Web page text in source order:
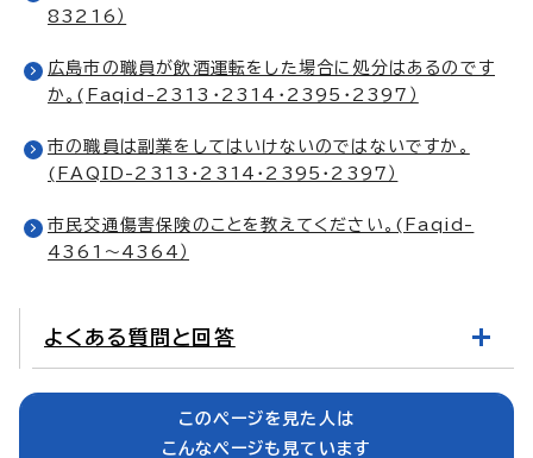
83216）
広島市の職員が飲酒運転をした場合に処分はあるのです
か。(Faqid-2313・2314・2395・2397）
市の職員は副業をしてはいけないのではないですか。
(FAQID-2313・2314・2395・2397）
市民交通傷害保険のことを教えてください。(Faqid-
4361～4364）
よくある質問と回答
このページを見た人は
こんなページも見ています